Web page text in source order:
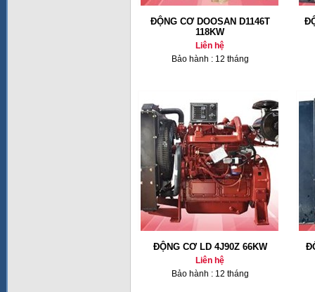
ĐỘNG CƠ DOOSAN D1146T
118KW
Liên hệ
Bảo hành : 12 tháng
ĐỘNG CƠ LD 4J90Z 66KW
Liên hệ
Bảo hành : 12 tháng